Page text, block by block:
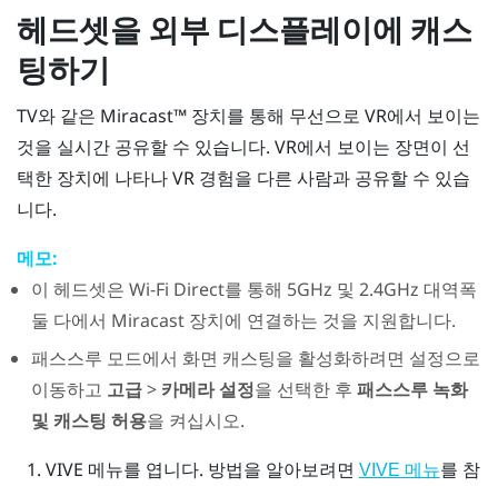
헤드셋을 외부 디스플레이에 캐스
팅하기
TV와 같은 Miracast™ 장치를 통해 무선으로 VR에서 보이는
것을 실시간 공유할 수 있습니다. VR에서 보이는 장면이 선
택한 장치에 나타나 VR 경험을 다른 사람과 공유할 수 있습
니다.
메모:
이 헤드셋은 Wi-Fi Direct를 통해 5GHz 및 2.4GHz 대역폭
둘 다에서 Miracast장치에 연결하는 것을 지원합니다.
패스스루 모드에서 화면 캐스팅을 활성화하려면 설정으로
이동하고 고급> 카메라 설정을 선택한 후 패스스루 녹화
및 캐스팅 허용을 켜십시오.
VIVE 메뉴를 엽니다. 방법을 알아보려면 VIVE 메뉴를 참